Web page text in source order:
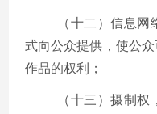
（十二）信息
式向公众提供，使公
作品的权利；
（十三）摄制